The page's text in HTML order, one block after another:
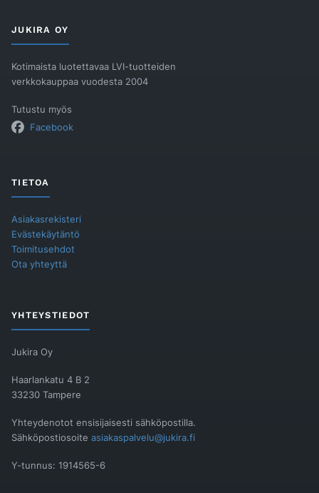
JUKIRA OY
Kotimaista luotettavaa LVI-tuotteiden
verkkokauppaa vuodesta 2004
Tutustu myös
Facebook
TIETOA
Asiakasrekisteri
Evästekäytäntö
Toimitusehdot
Ota yhteyttä
YHTEYSTIEDOT
Jukira Oy
Haarlankatu 4 B 2
33230 Tampere
Yhteydenotot ensisijaisesti sähköpostilla.
Sähköpostiosoite asiakaspalvelu@jukira.fi
Y-tunnus: 1914565-6